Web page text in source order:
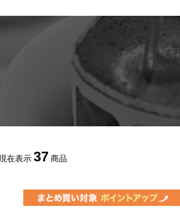
在表示 37 商品